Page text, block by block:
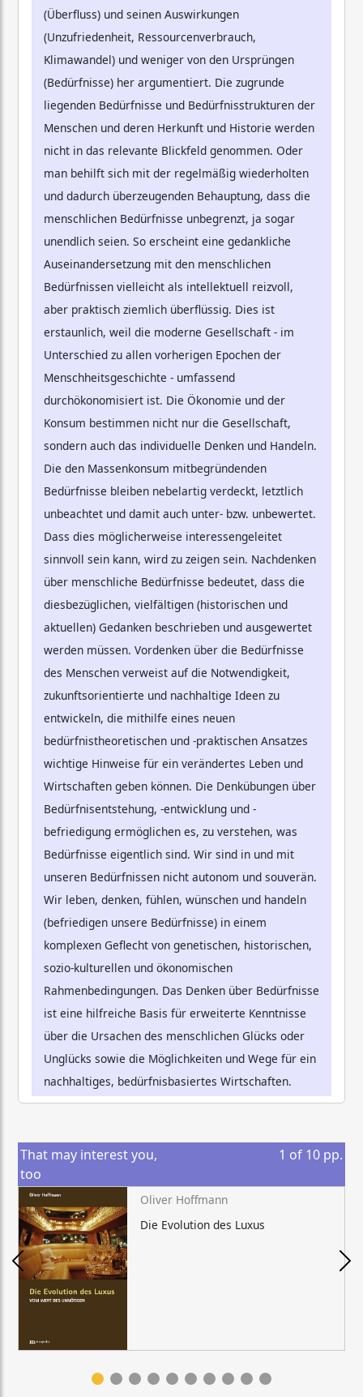
(Überfluss) und seinen Auswirkungen
(Unzufriedenheit, Ressourcenverbrauch,
Klimawandel) und weniger von den Ursprüngen
(Bedürfnisse) her argumentiert. Die zugrunde
liegenden Bedürfnisse und Bedürfnisstrukturen der
Menschen und deren Herkunft und Historie werden
nicht in das relevante Blickfeld genommen. Oder
man behilft sich mit der regelmäßig wiederholten
und dadurch überzeugenden Behauptung, dass die
menschlichen Bedürfnisse unbegrenzt, ja sogar
unendlich seien. So erscheint eine gedankliche
Auseinandersetzung mit den menschlichen
Bedürfnissen vielleicht als intellektuell reizvoll,
aber praktisch ziemlich überflüssig. Dies ist
erstaunlich, weil die moderne Gesellschaft - im
Unterschied zu allen vorherigen Epochen der
Menschheitsgeschichte - umfassend
durchökonomisiert ist. Die Ökonomie und der
Konsum bestimmen nicht nur die Gesellschaft,
sondern auch das individuelle Denken und Handeln.
Die den Massenkonsum mitbegründenden
Bedürfnisse bleiben nebelartig verdeckt, letztlich
unbeachtet und damit auch unter- bzw. unbewertet.
Dass dies möglicherweise interessengeleitet
sinnvoll sein kann, wird zu zeigen sein. Nachdenken
über menschliche Bedürfnisse bedeutet, dass die
diesbezüglichen, vielfältigen (historischen und
aktuellen) Gedanken beschrieben und ausgewertet
werden müssen. Vordenken über die Bedürfnisse
des Menschen verweist auf die Notwendigkeit,
zukunftsorientierte und nachhaltige Ideen zu
entwickeln, die mithilfe eines neuen
bedürfnistheoretischen und -praktischen Ansatzes
wichtige Hinweise für ein verändertes Leben und
Wirtschaften geben können. Die Denkübungen über
Bedürfnisentstehung, -entwicklung und -
befriedigung ermöglichen es, zu verstehen, was
Bedürfnisse eigentlich sind. Wir sind in und mit
unseren Bedürfnissen nicht autonom und souverän.
Wir leben, denken, fühlen, wünschen und handeln
(befriedigen unsere Bedürfnisse) in einem
komplexen Geflecht von genetischen, historischen,
sozio-kulturellen und ökonomischen
Rahmenbedingungen. Das Denken über Bedürfnisse
ist eine hilfreiche Basis für erweiterte Kenntnisse
über die Ursachen des menschlichen Glücks oder
Unglücks sowie die Möglichkeiten und Wege für ein
nachhaltiges, bedürfnisbasiertes Wirtschaften.
That may interest you,
too
1 of 10 pp.
Oliver Hoffmann
Die Evolution des Luxus